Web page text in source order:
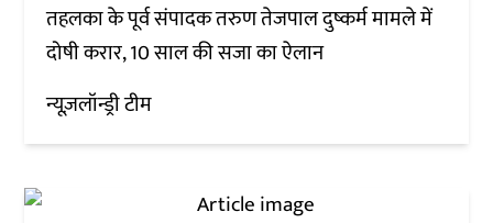
तहलका के पूर्व संपादक तरुण तेजपाल दुष्कर्म मामले में
दोषी करार, 10 साल की सजा का ऐलान
न्यूज़लॉन्ड्री टीम